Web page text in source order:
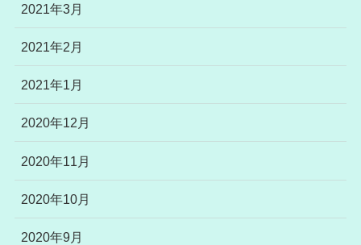
2021年3月
2021年2月
2021年1月
2020年12月
2020年11月
2020年10月
2020年9月